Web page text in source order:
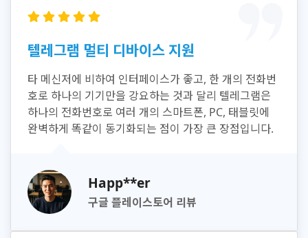
텔레그램 멀티 디바이스 지원
타 메신저에 비하여 인터페이스가 좋고, 한 개의 전화번
호로 하나의 기기만을 강요하는 것과 달리 텔레그램은
하나의 전화번호로 여러 개의 스마트폰, PC, 태블릿에
완벽하게 똑같이 동기화되는 점이 가장 큰 장점입니다.
Happ**er
구글 플레이스토어 리뷰